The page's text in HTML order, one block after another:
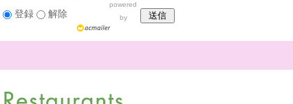
登録 解除
powered
by